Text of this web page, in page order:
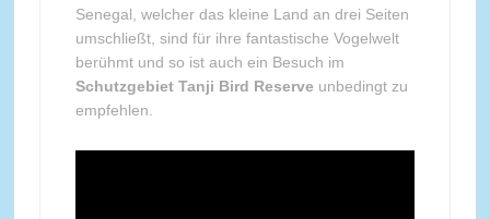
Senegal, welcher das kleine Land an drei Seiten
umschließt, sind für ihre fantastische Vogelwelt
berühmt und so ist auch ein Besuch im
Schutzgebiet Tanji Bird Reserve unbedingt zu
empfehlen.